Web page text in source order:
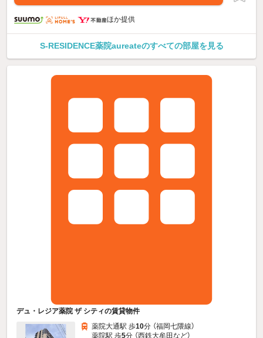
ほか提供
S-RESIDENCE薬院aureateのすべての部屋を見る
デュ・レジア薬院 ザ シティの賃貸物件
薬院大通駅 歩10分 （福岡七隈線）
薬院駅 歩5分 （西鉄大牟田など）